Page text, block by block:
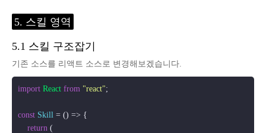
5. 스킬 영역
5.1 스킬 구조잡기
기존 소스를 리액트 소스로 변경해보겠습니다.
import React from "react";
const Skill = () => {
return (